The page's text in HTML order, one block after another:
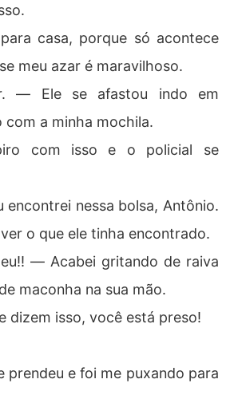
casa, porque só acontece
meu azar é maravilhoso.
― Ele se afastou indo em
com a minha mochila.
com isso e o policial se
nessa bolsa, Antônio.
o que ele tinha encontrado.
― Acabei gritando de raiva
maconha na sua mão.
dizem isso, você está preso!
prendeu e foi me puxando para